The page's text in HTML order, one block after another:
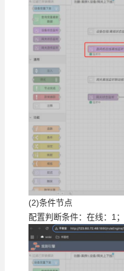
(2)条件节点
配置判断条件：在线：1